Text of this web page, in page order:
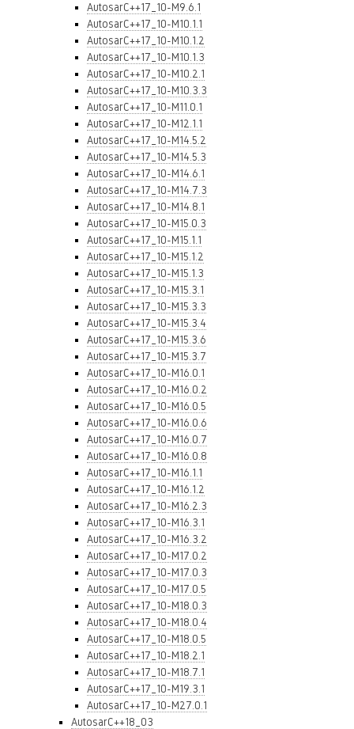
AutosarC++17_10-M9.6.1
AutosarC++17_10-M10.1.1
AutosarC++17_10-M10.1.2
AutosarC++17_10-M10.1.3
AutosarC++17_10-M10.2.1
AutosarC++17_10-M10.3.3
AutosarC++17_10-M11.0.1
AutosarC++17_10-M12.1.1
AutosarC++17_10-M14.5.2
AutosarC++17_10-M14.5.3
AutosarC++17_10-M14.6.1
AutosarC++17_10-M14.7.3
AutosarC++17_10-M14.8.1
AutosarC++17_10-M15.0.3
AutosarC++17_10-M15.1.1
AutosarC++17_10-M15.1.2
AutosarC++17_10-M15.1.3
AutosarC++17_10-M15.3.1
AutosarC++17_10-M15.3.3
AutosarC++17_10-M15.3.4
AutosarC++17_10-M15.3.6
AutosarC++17_10-M15.3.7
AutosarC++17_10-M16.0.1
AutosarC++17_10-M16.0.2
AutosarC++17_10-M16.0.5
AutosarC++17_10-M16.0.6
AutosarC++17_10-M16.0.7
AutosarC++17_10-M16.0.8
AutosarC++17_10-M16.1.1
AutosarC++17_10-M16.1.2
AutosarC++17_10-M16.2.3
AutosarC++17_10-M16.3.1
AutosarC++17_10-M16.3.2
AutosarC++17_10-M17.0.2
AutosarC++17_10-M17.0.3
AutosarC++17_10-M17.0.5
AutosarC++17_10-M18.0.3
AutosarC++17_10-M18.0.4
AutosarC++17_10-M18.0.5
AutosarC++17_10-M18.2.1
AutosarC++17_10-M18.7.1
AutosarC++17_10-M19.3.1
AutosarC++17_10-M27.0.1
AutosarC++18_03